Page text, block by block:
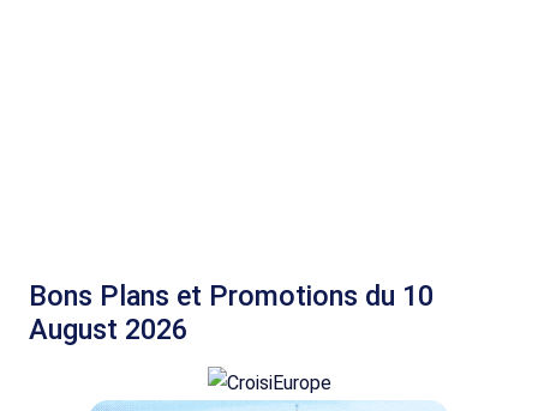
Bons Plans et Promotions du 10
August 2026